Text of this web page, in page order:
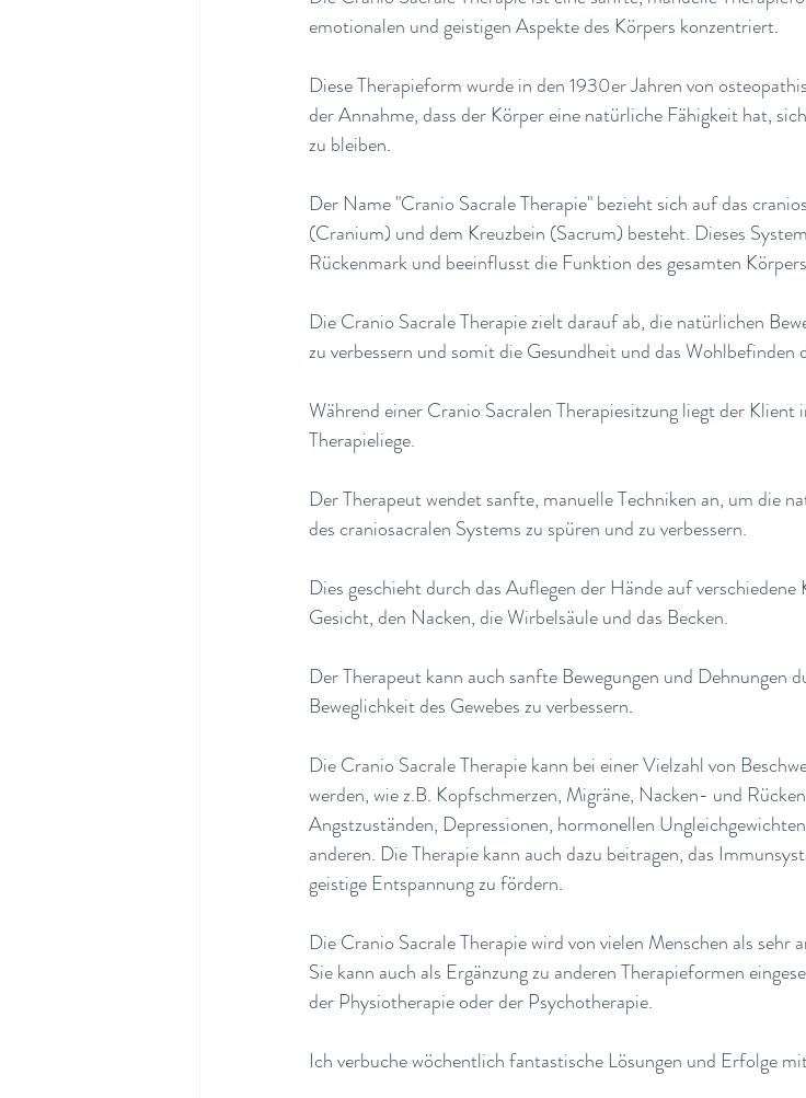
emotionalen und geistigen Aspekte des Körpers konzentriert.
Diese Therapieform wurde in den 1930er Jahren von
der Annahme, dass der Körper eine natürliche Fähigkeit hat,
zu bleiben.
Der Name "Cranio Sacrale Therapie" bezieht sich auf das
(Cranium) und dem Kreuzbein (Sacrum) besteht. Dieses
Rückenmark und beeinflusst die Funktion des gesamten
Die Cranio Sacrale Therapie zielt darauf ab, die natürlichen
zu verbessern und somit die Gesundheit und das Wohlbefinden
Während einer Cranio Sacralen Therapiesitzung liegt der Klient
Therapieliege.
Der Therapeut wendet sanfte, manuelle Techniken an, um die
des craniosacralen Systems zu spüren und zu verbessern.
Dies geschieht durch das Auflegen der Hände auf verschiedene
Gesicht, den Nacken, die Wirbelsäule und das Becken.
Der Therapeut kann auch sanfte Bewegungen und Dehnungen
Beweglichkeit des Gewebes zu verbessern.
Die Cranio Sacrale Therapie kann bei einer Vielzahl von
werden, wie z.B. Kopfschmerzen, Migräne, Nacken- und
Angstzuständen, Depressionen, hormonellen
anderen. Die Therapie kann auch dazu beitragen, das
geistige Entspannung zu fördern.
Die Cranio Sacrale Therapie wird von vielen Menschen als sehr
Sie kann auch als Ergänzung zu anderen Therapieformen
der Physiotherapie oder der Psychotherapie.
Ich verbuche wöchentlich fantastische Lösungen und Erfolge